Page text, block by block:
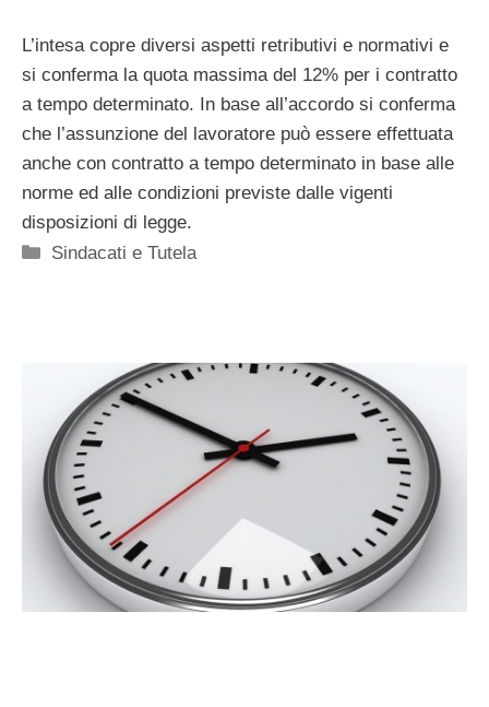
L’intesa copre diversi aspetti retributivi e normativi e
si conferma la quota massima del 12% per i contratto
a tempo determinato. In base all’accordo si conferma
che l’assunzione del lavoratore può essere effettuata
anche con contratto a tempo determinato in base alle
norme ed alle condizioni previste dalle vigenti
disposizioni di legge.
Categorie
Sindacati e Tutela